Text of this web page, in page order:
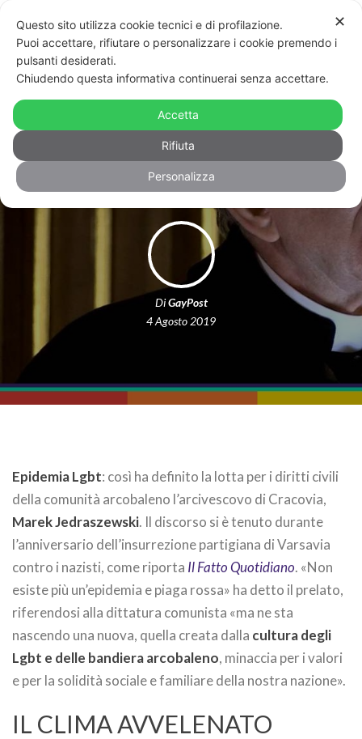
Cracovia, vescovo choc: “Epidemia
Lgbt contro la patria, come il
comunismo”
DiGayPost
4 Agosto 2019
Epidemia Lgbt: così ha definito la lotta per i diritti civili
della comunità arcobaleno l’arcivescovo di Cracovia,
Marek Jedraszewski. Il discorso si è tenuto durante
l’anniversario dell’insurrezione partigiana di Varsavia
contro i nazisti, come riporta Il Fatto Quotidiano. «Non
esiste più un’epidemia e piaga rossa» ha detto il prelato,
riferendosi alla dittatura comunista «ma ne sta
nascendo una nuova, quella creata dalla cultura degli
Lgbt e delle bandiera arcobaleno, minaccia per i valori
e per la solidità sociale e familiare della nostra nazione».
IL CLIMA AVVELENATO
✕
Questo sito utilizza cookie tecnici e di profilazione.
Puoi accettare, rifiutare o personalizzare i cookie premendo i
pulsanti desiderati.
Chiudendo questa informativa continuerai senza accettare.
Accetta
Rifiuta
Personalizza